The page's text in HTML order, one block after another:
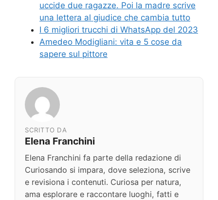
uccide due ragazze. Poi la madre scrive
una lettera al giudice che cambia tutto
I 6 migliori trucchi di WhatsApp del 2023
Amedeo Modigliani: vita e 5 cose da
sapere sul pittore
SCRITTO DA
Elena Franchini
Elena Franchini fa parte della redazione di
Curiosando si impara, dove seleziona, scrive
e revisiona i contenuti. Curiosa per natura,
ama esplorare e raccontare luoghi, fatti e